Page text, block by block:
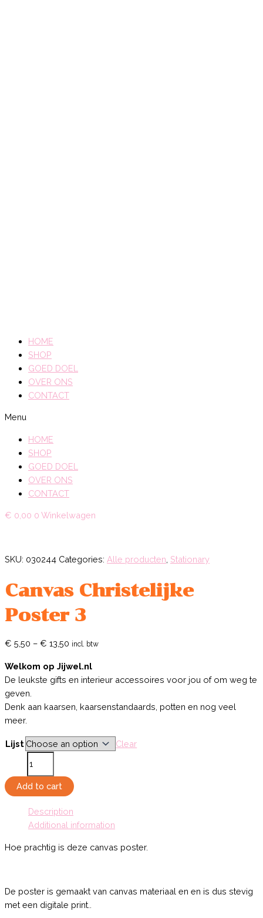
HOME
SHOP
GOED DOEL
OVER ONS
CONTACT
Menu
HOME
SHOP
GOED DOEL
OVER ONS
CONTACT
€ 0,00 0 Winkelwagen
SKU: 030244 Categories: Alle producten, Stationary
Canvas Christelijke
Poster 3
€ 5,50 – € 13,50 incl. btw
Welkom op Jijwel.nl
De leukste gifts en interieur accessoires voor jou of om weg te
geven.
Denk aan kaarsen, kaarsenstandaards, potten en nog veel
meer.
Lijst
Clear
Poster
quantity
Add to cart
Description
Additional information
Hoe prachtig is deze canvas poster.
De poster is gemaakt van canvas materiaal en en is dus stevig
met een digitale print..